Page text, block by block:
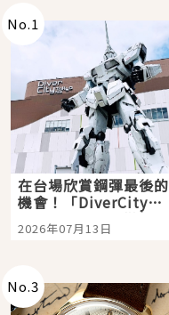
No.1
在台場欣賞鋼彈最後的
機會！「DiverCity
Tokyo Plaza」搭船、
購物、美食及夜景，一
2026年07月13日
No.3